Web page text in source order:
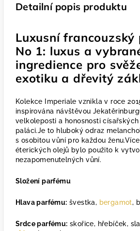
Detailní popis produktu
Luxusní francouzský
No 1: luxus a
ingredience pro
exotiku a dřevitý
Kolekce Imperiale vznikla v roce
inspirována návštěvou
velkoleposti a honosnosti císařských
paláci.Je to hluboký odraz
s osobitou vůní pro každou
éterických olejů bylo použito k
nezapomenutelných vůní.
Složení parfému
Hlava parfému: švestka, bergamot,
Srdce parfému: skořice, hřebíček,